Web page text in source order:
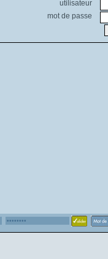
utilisateur
mot de passe